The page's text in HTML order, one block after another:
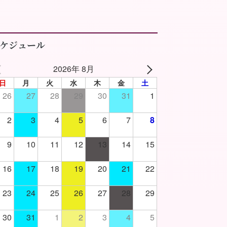
ジュール
2026年 8月
月 火 水 木 金 土
26 27 28 30 31 1
2 3 4 5 6 7 8
9 10 11 12 13 14 15
16 17 18 19 20 21 22
23 24 25 26 27 28 29
30 31 1 2 3 4 5